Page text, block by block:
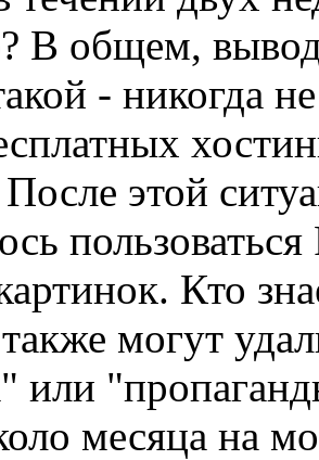
В общем,
- никогда
этой
Кто
могут
или
месяца на